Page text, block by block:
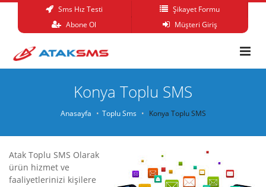
Sms Hız Testi
Şikayet Formu
Abone Ol
Müşteri Giriş
Konya Toplu SMS
Anasayfa Toplu Sms Konya Toplu SMS
Atak Toplu SMS Olarak
ürün hizmet ve
faaliyetlerinizi kişilere